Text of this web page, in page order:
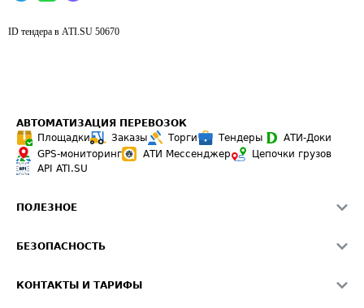
ID тендера в ATI.SU 50670
АВТОМАТИЗАЦИЯ ПЕРЕВОЗОК
Площадки
Заказы Торги Тендеры
АТИ-Доки
GPS-мониторинг
АТИ Мессенджер
Цепочки грузов
API ATI.SU
ПОЛЕЗНОЕ
Звезды ATI.SU на вашем сайте
БЕЗОПАСНОСТЬ
КОНТАКТЫ И ТАРИФЫ